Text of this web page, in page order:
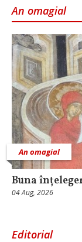
An omagial
An omagial
Buna
04 Aug, 2026
Editorial